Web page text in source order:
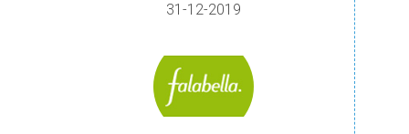
31-12-2019